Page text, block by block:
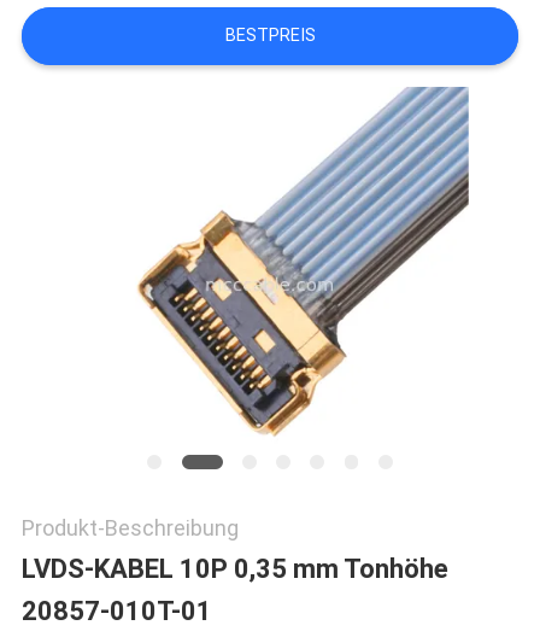
EIN
ANGEBOT
DATENSCHUTZRICHTLINIE
BESTPREIS
Produkt-Beschreibung
LVDS-KABEL 10P 0,35 mm Tonhöhe
20857-010T-01